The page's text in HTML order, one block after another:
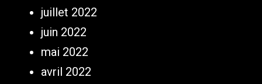
juillet 2022
juin 2022
mai 2022
avril 2022